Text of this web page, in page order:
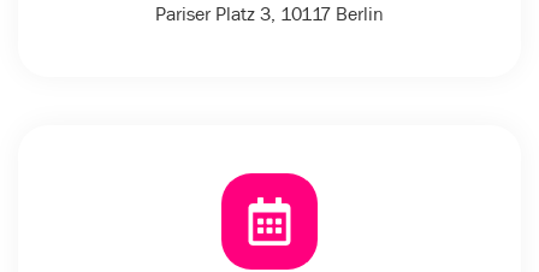
Pariser Platz 3, 10117 Berlin